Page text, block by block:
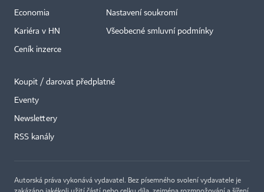
Economia
Kariéra v HN
Ceník inzerce
Nastavení soukromí
Všeobecné smluvní podmínky
Koupit / darovat předplatné
Eventy
Newslettery
RSS kanály
Autorská práva vykonává vydavatel. Bez písemného svolení vydavatele je